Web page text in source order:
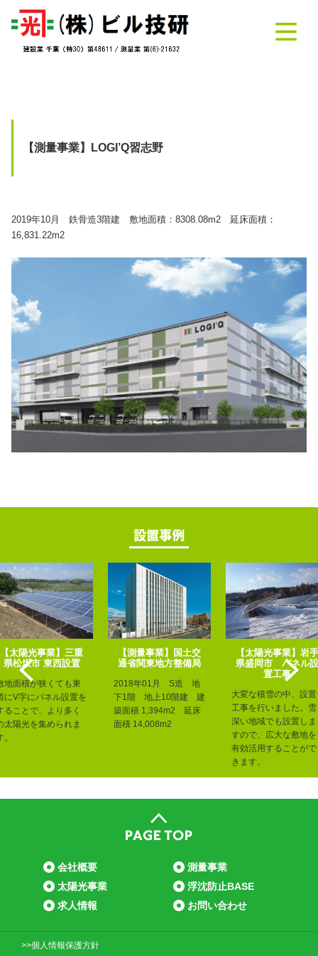
【測量事業】LOGI’Q習志野
2019年10月 鉄骨造3階建 敷地面積：8308.08m2 延床面積：
16,831.22m2
【太陽光事業】三重
県松坂市 東西設置
地面積が狭くても東
にV字にパネル設置を
ることで、より多く
太陽光を集められま
。
【測量事業】国土交
通省関東地方整備局
2018年01月 S造 地
下1階 地上10階建 建
築面積 1,394m2 延床
面積 14,008m2
【太陽光事業】岩手
県盛岡市 パネル設
置工事
大変な積雪の中、設置
工事を行いました。雪
深い地域でも設置しま
すので、広大な敷地を
有効活用することがで
きます。
会社概要
測量事業
太陽光事業
浮沈防止BASE
求人情報
お問い合わせ
>>個人情報保護方針